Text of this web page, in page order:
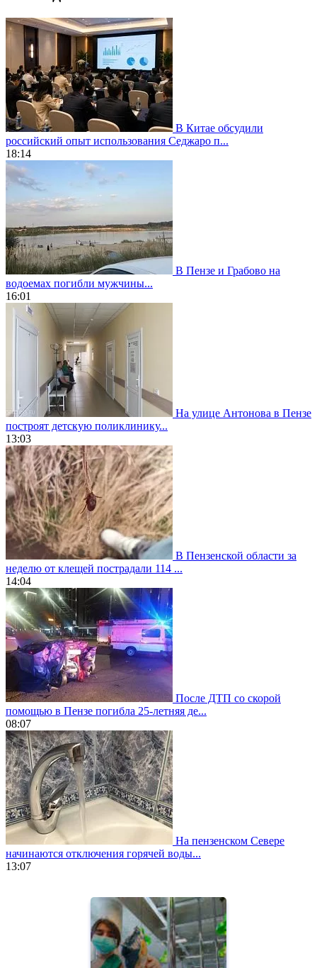
В Китае обсудили
российский опыт использования Седжаро п...
18:14
В Пензе и Грабово на
водоемах погибли мужчины...
16:01
На улице Антонова в Пензе
построят детскую поликлинику...
13:03
В Пензенской области за
неделю от клещей пострадали 114 ...
14:04
После ДТП со скорой
помощью в Пензе погибла 25-летняя де...
08:07
На пензенском Севере
начинаются отключения горячей воды...
13:07